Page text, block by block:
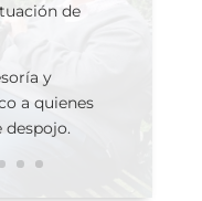
de
y
a quienes
despojo.